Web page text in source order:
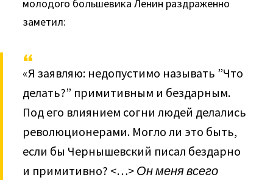
молодого большевика Ленин раздраженно
заметил:
«Я заявляю: недопустимо называть ”Что
делать?” примитивным и без­дарным.
Под его влиянием согни людей делались
революционерами. Мог­ло ли это быть,
если бы Чернышевский писал бездарно
и примитивно? <…> Он меня всего